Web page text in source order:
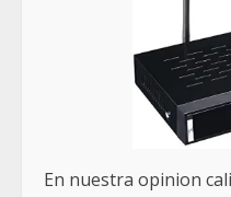
En nuestra opinion